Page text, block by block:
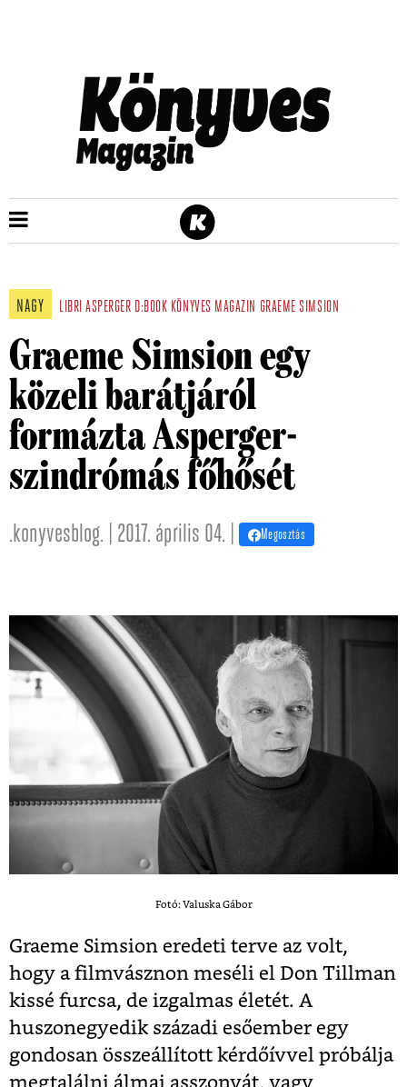
NAGY LIBRI ASPERGER D:BOOK KÖNYVES MAGAZIN GRAEME SIMSION
Graeme Simsion egy
közeli barátjáról
formázta Asperger-
szindrómás főhősét
.konyvesblog. | 2017. április 04. | Megosztás
Fotó: Valuska Gábor
Graeme Simsion eredeti terve az volt,
hogy a filmvásznon meséli el Don Tillman
kissé furcsa, de izgalmas életét. A
huszonegyedik századi esőember egy
gondosan összeállított kérdőívvel próbálja
megtalálni álmai asszonyát, vagy